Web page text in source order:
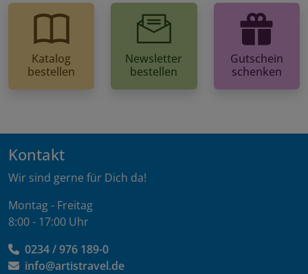
Katalog
bestellen
Newsletter
bestellen
Gutschein
schenken
Kontakt
Wir sind gerne für Dich da!
Montag - Freitag
8:00 - 17:00 Uhr
0234 / 976 189-0
info@artistravel.de